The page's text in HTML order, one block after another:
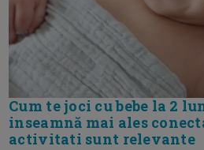
Cum te joci cu bebe la 2
inseamnă mai ales
activitati sunt relevante